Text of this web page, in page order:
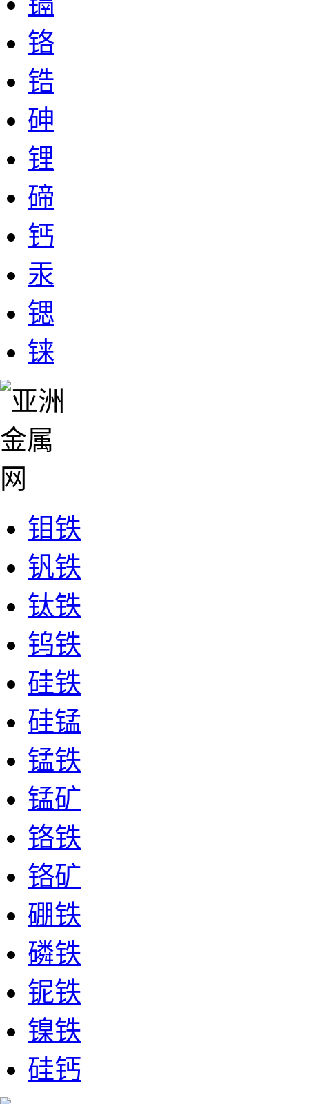
铬
锆
砷
锂
碲
钙
汞
锶
铼
钼铁
钒铁
钛铁
钨铁
硅铁
硅锰
锰铁
锰矿
铬铁
铬矿
硼铁
磷铁
铌铁
镍铁
硅钙